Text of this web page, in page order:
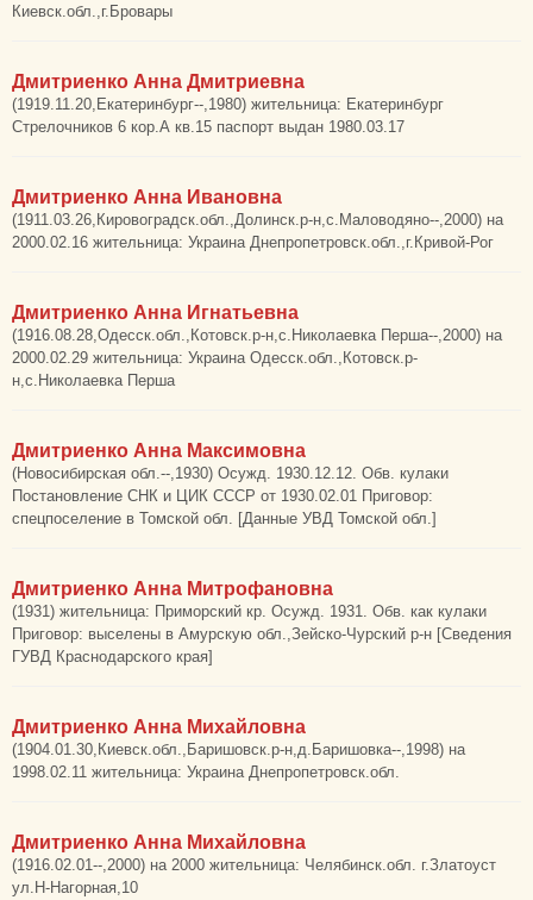
Киевск.обл.,г.Бровары
Дмитриенко Анна Дмитриевна
(1919.11.20,Екатеринбург--,1980) жительница: Екатеринбург
Стрелочников 6 кор.А кв.15 паспорт выдан 1980.03.17
Дмитриенко Анна Ивановна
(1911.03.26,Кировоградск.обл.,Долинск.р-н,с.Маловодяно--,2000) на
2000.02.16 жительница: Украина Днепропетровск.обл.,г.Кривой-Рог
Дмитриенко Анна Игнатьевна
(1916.08.28,Одесск.обл.,Котовск.р-н,с.Николаевка Перша--,2000) на
2000.02.29 жительница: Украина Одесск.обл.,Котовск.р-
н,с.Николаевка Перша
Дмитриенко Анна Максимовна
(Новосибирская обл.--,1930) Осужд. 1930.12.12. Обв. кулаки
Постановление СНК и ЦИК СССР от 1930.02.01 Приговор:
спецпоселение в Томской обл. [Данные УВД Томской обл.]
Дмитриенко Анна Митрофановна
(1931) жительница: Приморский кр. Осужд. 1931. Обв. как кулаки
Приговор: выселены в Амурскую обл.,Зейско-Чурский р-н [Сведения
ГУВД Краснодарского края]
Дмитриенко Анна Михайловна
(1904.01.30,Киевск.обл.,Баришовск.р-н,д.Баришовка--,1998) на
1998.02.11 жительница: Украина Днепропетровск.обл.
Дмитриенко Анна Михайловна
(1916.02.01--,2000) на 2000 жительница: Челябинск.обл. г.Златоуст
ул.Н-Нагорная,10